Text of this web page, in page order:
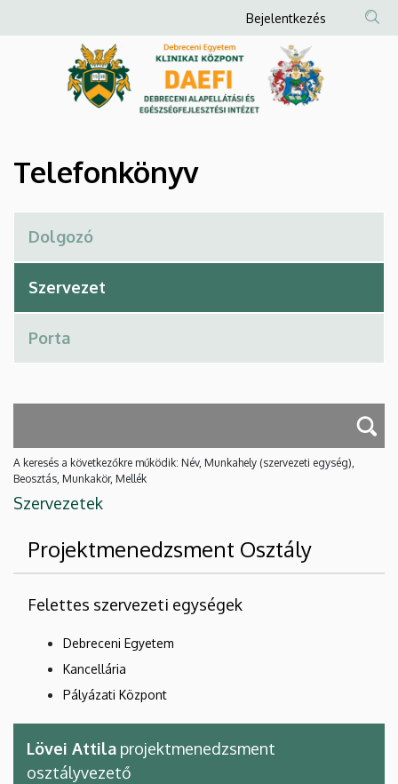
Debreceni
és
Egészségfejlesztési
Intézet
a
Anonim
Felhasználói
fiók
menüje
Bejelentkezés
Telefonkönyv
A keresés a következőkre működik: Név, Munkahely (szervezeti egység),
Beosztás, Munkakör, Mellék
Szervezetek
Projektmenedzsment Osztály
Felettes szervezeti egységek
Debreceni Egyetem
Kancellária
Pályázati Központ
Lövei Attila projektmenedzsment
osztályvezető